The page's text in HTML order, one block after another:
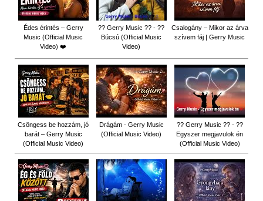
Édes érintés – Gerry
Music (Official Music
Video) ❤️
?? Gerry Music ?? - ??
Búcsú (Official Music
Video)
Csalogány – Mikor az árva
szívem fáj | Gerry Music
Csöngess be hozzám, jó
barát – Gerry Music
(Official Music Video)
Drágám - Gerry Music
(Official Music Video)
?? Gerry Music ?? - ??
Egyszer megjavulok én
(Official Music Video)